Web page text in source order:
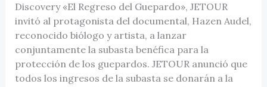
Discovery «El Regreso del Guepardo», JETOUR
invitó al protagonista del documental, Hazen Audel,
reconocido biólogo y artista, a lanzar
conjuntamente la subasta benéfica para la
protección de los guepardos. JETOUR anunció que
todos los ingresos de la subasta se donarán a la